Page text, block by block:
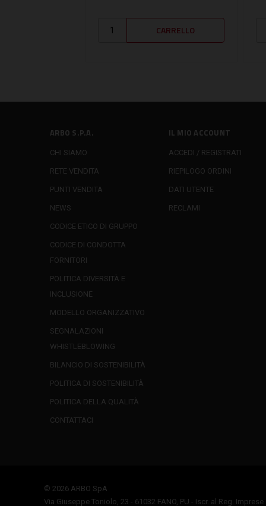
ARBO S.P.A.
CHI SIAMO
RETE VENDITA
PUNTI VENDITA
NEWS
CODICE ETICO DI GRUPPO
CODICE DI CONDOTTA
FORNITORI
POLITICA DIVERSITÀ E
INCLUSIONE
MODELLO ORGANIZZATIVO
SEGNALAZIONI
WHISTLEBLOWING
BILANCIO DI SOSTENIBILITÀ
POLITICA DI SOSTENIBILITÀ
POLITICA DELLA QUALITÀ
CONTATTACI
IL MIO ACCOUNT
ACCEDI / REGISTRATI
RIEPILOGO ORDINI
DATI UTENTE
RECLAMI
© 2026 ARBO SpA
Via Giuseppe Toniolo, 23 - 61032 FANO, PU - Iscr. al Reg.